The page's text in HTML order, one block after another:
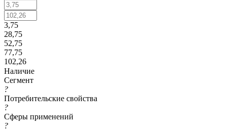
3,75
28,75
52,75
77,75
102,26
Наличие
Сегмент
?
Потребительские свойства
?
Сферы применений
?